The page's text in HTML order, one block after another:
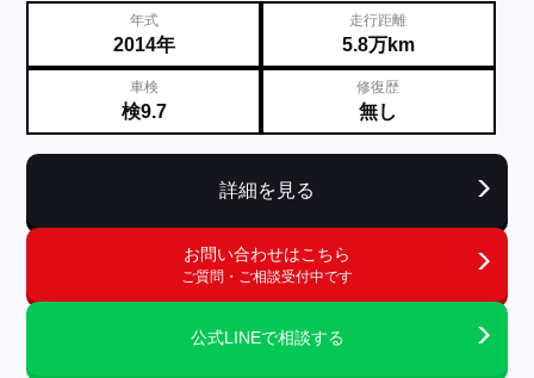
年式
2014年
走行距離
5.8万km
車検
検9.7
修復歴
無し
詳細を見る
お問い合わせはこちら
ご質問・ご相談受付中です
公式LINEで相談する